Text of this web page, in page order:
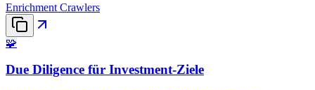
Enrichment Crawlers
🧩
Due Diligence für Investment-Ziele